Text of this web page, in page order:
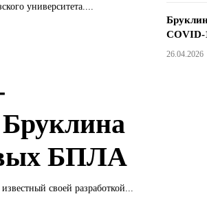
университета....
БПЛА
своей разработкой...
COVID-
26.04.2026